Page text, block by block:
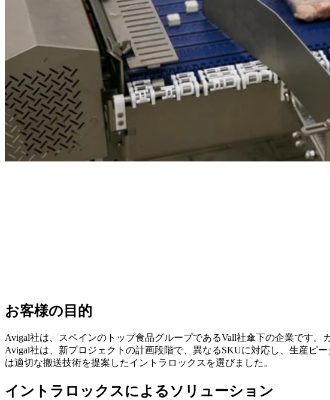
お客様の目的
Avigal社は、スペインのトップ食品グループであるVall社傘下の企業です
Avigal社は、新プロジェクトの計画段階で、異なるSKUに対応し、生産ピ
は適切な搬送技術を提案したイントラロックスを選びました。
イントラロックスによるソリューション